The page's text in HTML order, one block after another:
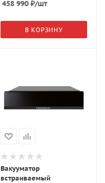
458 990₽/шт
В КОРЗИНУ
Вакууматор
встраиваемый